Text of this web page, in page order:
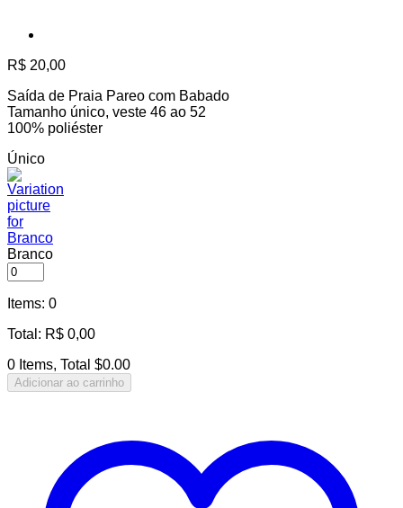
R$ 20,00
Saída de Praia Pareo com Babado
Tamanho único, veste 46 ao 52
100% poliéster
Único
Branco
Items: 0
Total : R$ 0,00
0 Items, Total $0.00
Adicionar ao carrinho